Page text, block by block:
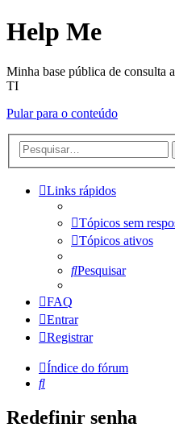
Help Me
Minha base pública de consulta
TI
Pular para o conteúdo
Links rápidos
Tópicos sem
Tópicos ativos
Pesquisar
FAQ
Entrar
Registrar
Índice do fórum
Pesquisar
Redefinir senha